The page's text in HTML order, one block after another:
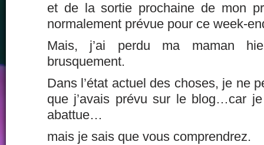
et de la sortie prochaine de mon
normalement prévue pour ce week-
Mais, j’ai perdu ma maman
brusquement.
Dans l’état actuel des choses, je ne
que j’avais prévu sur le blog…car
abattue…
mais je sais que vous comprendrez.